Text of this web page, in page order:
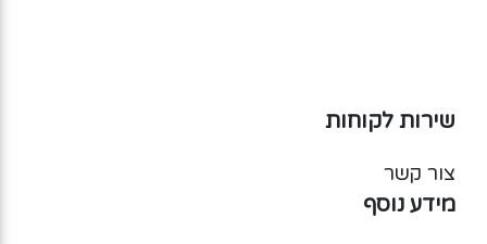
שירות לקוחות
צור קשר
מידע נוסף